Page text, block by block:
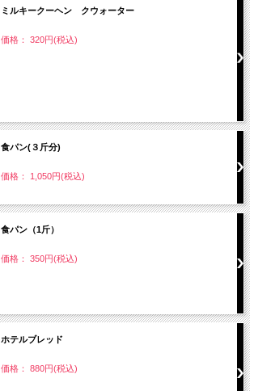
ミルキークーヘン クウォーター
価格： 320円(税込)
食パン(３斤分)
価格： 1,050円(税込)
食パン（1斤）
価格： 350円(税込)
ホテルブレッド
価格： 880円(税込)